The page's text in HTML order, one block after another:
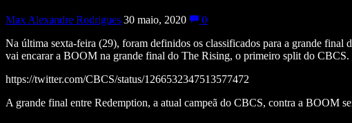
Max Alexandre Rodrigues 30 maio, 2020
0
Na última sexta-feira (29), foram definidos os classificados para a grande
vai encarar a BOOM na grande final do The Rising, o primeiro split do CBCS.
https://twitter.com/CBCS/status/1266532347513577472
A grande final entre Redemption, a atual campeã do CBCS, contra a BOOM